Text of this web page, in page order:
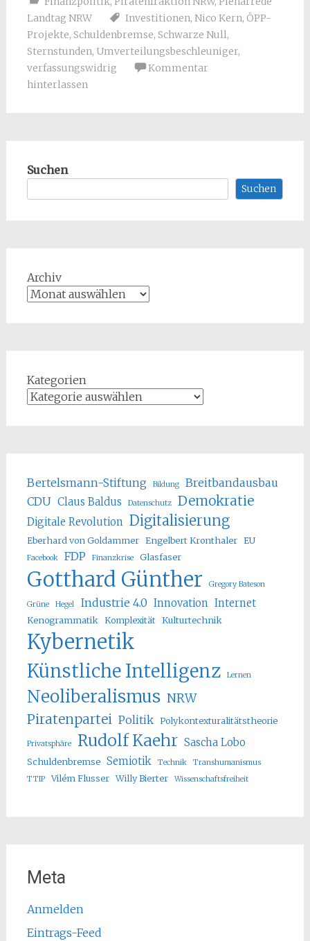
Landtag NRW
Investitionen, Nico Kern, ÖPP-
Projekte, Schuldenbremse, Schwarze Null,
Sternstunden, Umverteilungsbeschleuniger,
verfassungswidrig
Kommentar
hinterlassen
Suchen
Suchen
Archiv
Kategorien
Bertelsmann-Stiftung Bildung
Breitbandausbau
CDU Claus Baldus Datenschutz Demokratie
Digitale Revolution Digitalisierung
Eberhard von Goldammer Engelbert Kronthaler EU
Facebook FDP Finanzkrise Glasfaser
Gotthard Günther Gregory Bateson
Grüne Hegel Industrie 4.0 Innovation Internet
Kenogrammatik Komplexität Kulturtechnik
Kybernetik
Künstliche Intelligenz Lernen
Neoliberalismus NRW
Piratenpartei Politik Polykontexturalitätstheorie
Privatsphäre Rudolf Kaehr Sascha Lobo
Schuldenbremse Semiotik Technik
Transhumanismus
TTIP
Vilém Flusser Willy Bierter Wissenschaftsfreiheit
Meta
Anmelden
Eintrags-Feed